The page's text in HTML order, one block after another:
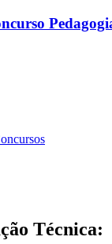
Técnica: